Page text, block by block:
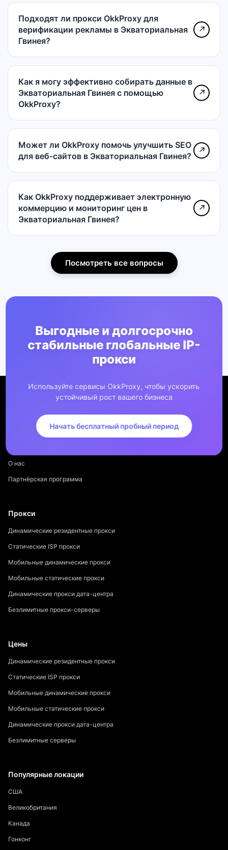
Подходят ли прокси OkkProxy для
верификации рекламы в Экваториальная
Гвинея?
↗
Как я могу эффективно собирать данные в
Экваториальная Гвинея с помощью
OkkProxy?
↗
Может ли OkkProxy помочь улучшить SEO
для веб-сайтов в Экваториальная Гвинея?
↗
Как OkkProxy поддерживает электронную
коммерцию и мониторинг цен в
Экваториальная Гвинея?
↗
Посмотреть все вопросы
Выгодные и долгосрочно
стабильные глобальные IP-
прокси
Используйте сервисы OkkProxy, чтобы ускорить
устойчивый рост вашего бизнеса
Начать бесплатный пробный период
О нас
Партнёрская программа
Прокси
Динамические резидентные прокси
Статические ISP прокси
Мобильные динамические прокси
Мобильные статические прокси
Динамические прокси дата-центра
Безлимитные прокси-серверы
Цены
Динамические резидентные прокси
Статические ISP прокси
Мобильные динамические прокси
Мобильные статические прокси
Динамические прокси дата-центра
Безлимитные серверы
Популярные локации
США
Великобритания
Канада
Гонконг